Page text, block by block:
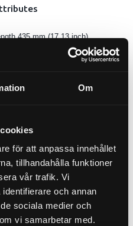
Om
för att anpassa innehållet
tillhandahålla funktioner
vår trafik. Vi
och annan
sociala medier och
vi samarbetar med.
435 mm (17.13 inch)
123 mm (4.84 inch)
44 mm (1.73 inch)
Application VOLVO 1170
Hyttfilter 21-46148